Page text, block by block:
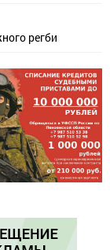
регби